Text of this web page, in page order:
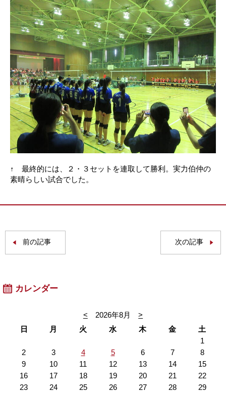
↑ 最終的には、２・３セットを連取して勝利。実力伯仲の
素晴らしい試合でした。
前の記事 次の記事
カレンダー
< 2026年8月
>
日
月 火 水 木 金
土
1
2
3 4 5 6 7
8
9
10 11 12 13 14
15
16
17 18 19 20 21
22
23
24 25 26 27 28
29